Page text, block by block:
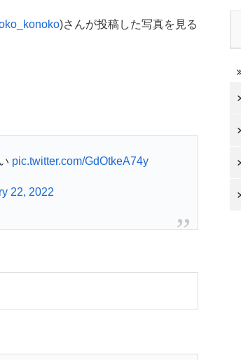
)さんが投稿した写真を見る
pic.twitter.com/GdOtkeA74y
22, 2022